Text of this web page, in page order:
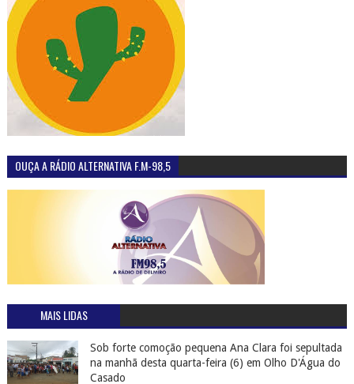
OUÇA A RÁDIO ALTERNATIVA F.M-98,5
MAIS LIDAS
Sob forte comoção pequena Ana Clara foi sepultada
na manhã desta quarta-feira (6) em Olho D'Água do
Casado